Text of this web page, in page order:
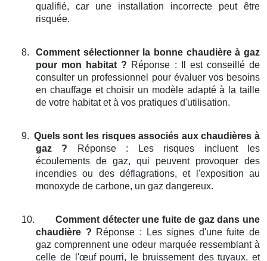
qualifié, car une installation incorrecte peut être
risquée.
8.
Comment sélectionner la bonne chaudière à gaz
pour mon habitat ? Réponse : Il est conseillé de
consulter un professionnel pour évaluer vos besoins
en chauffage et choisir un modèle adapté à la taille
de votre habitat et à vos pratiques d'utilisation.
9. Quels sont les risques associés aux chaudières à
gaz ? Réponse : Les risques incluent les
écoulements de gaz, qui peuvent provoquer des
incendies ou des déflagrations, et l'exposition au
monoxyde de carbone, un gaz dangereux.
10.
Comment détecter une fuite de gaz dans une
chaudière ? Réponse : Les signes d'une fuite de
gaz comprennent une odeur marquée ressemblant à
celle de l'œuf pourri, le bruissement des tuyaux, et